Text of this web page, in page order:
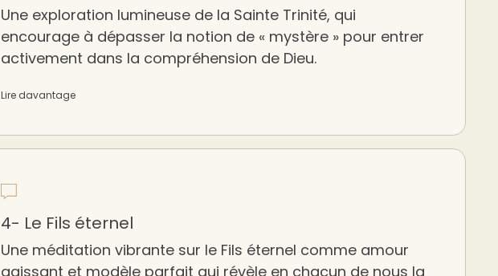
Une exploration lumineuse de la Sainte Trinité, qui
encourage à dépasser la notion de « mystère » pour entrer
activement dans la compréhension de Dieu.
Lire davantage
4- Le Fils éternel
Une méditation vibrante sur le Fils éternel comme amour
agissant et modèle parfait qui révèle en chacun de nous la